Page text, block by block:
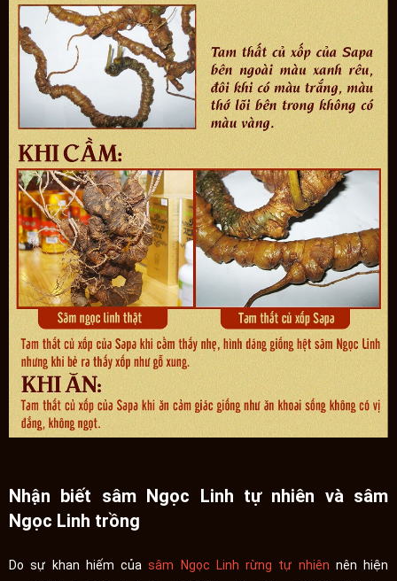
Nhận biết sâm Ngọc Linh tự nhiên và sâm
Ngọc Linh trồng
Do sự khan hiếm củasâm Ngọc Linh rừng tự nhiên nên hiện